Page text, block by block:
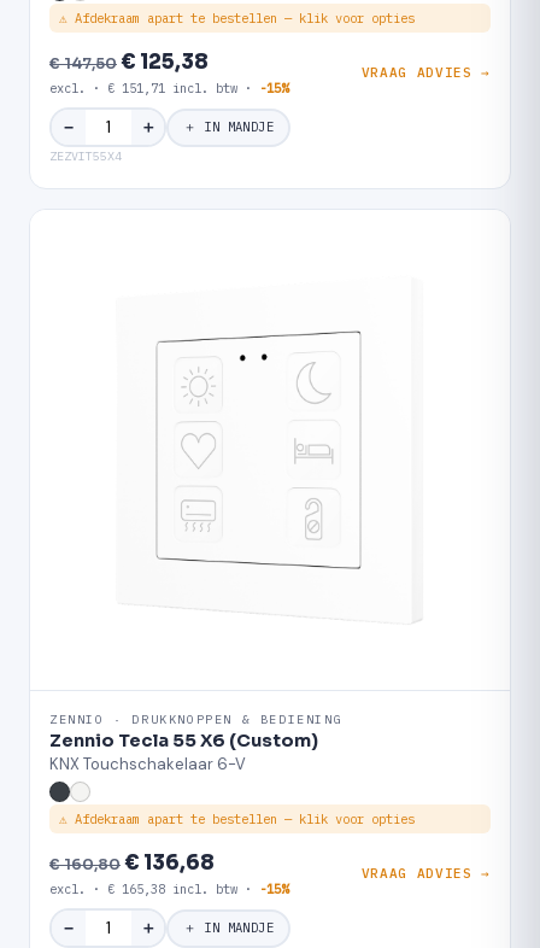
⚠ Afdekraam apart te bestellen — klik voor opties
€ 147,50€ 125,38
excl. · € 151,71 incl. btw · -15%
VRAAG ADVIES →
− ＋ ＋ IN MANDJE
ZEZVIT55X4
ZENNIO · DRUKKNOPPEN & BEDIENING
Zennio Tecla 55 X6 (Custom)
KNX Touchschakelaar 6-V
⚠ Afdekraam apart te bestellen — klik voor opties
€ 160,80€ 136,68
excl. · € 165,38 incl. btw · -15%
VRAAG ADVIES →
− ＋ ＋ IN MANDJE